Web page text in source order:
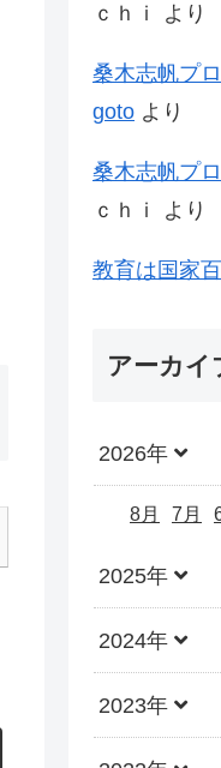
ｃｈｉ
より
桑木志帆プ
goto より
桑木志帆プ
ｃｈｉ
より
教育は国家
アーカイ
2026年
8月 7月
2025年
2024年
2023年